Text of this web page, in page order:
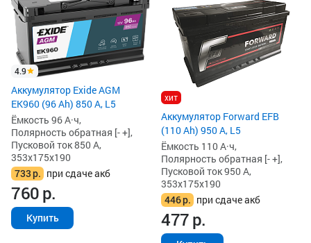
4.9
Аккумулятор Exide AGM
EK960 (96 Ah) 850 А, L5
Ёмкость 96 А·ч,
Полярность обратная [- +],
Пусковой ток 850 А,
353x175x190
733р. при сдаче акб
760р.
Купить
хит
Аккумулятор Forward EFB
(110 Ah) 950 А, L5
Ёмкость 110 А·ч,
Полярность обратная [- +],
Пусковой ток 950 А,
353x175x190
446р. при сдаче акб
477р.